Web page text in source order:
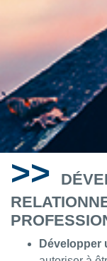
>>
Développer